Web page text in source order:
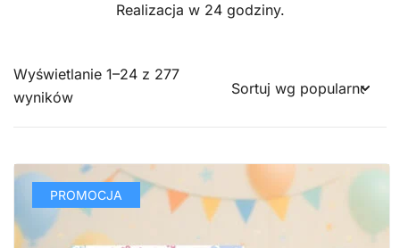
Realizacja w 24 godziny.
Wyświetlanie 1–24 z 277
wynikówPosortowane
PROMOCJA